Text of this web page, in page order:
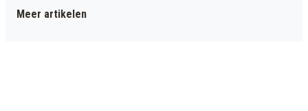
Meer artikelen